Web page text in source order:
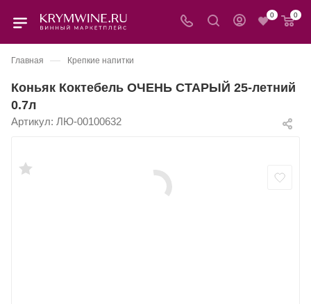
0 0
Главная — Крепкие напитки
Коньяк Коктебель ОЧЕНЬ СТАРЫЙ 25-летний
0.7л
Артикул: ЛЮ-00100632